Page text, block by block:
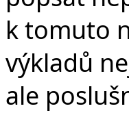
k tomuto
výkladů
ale